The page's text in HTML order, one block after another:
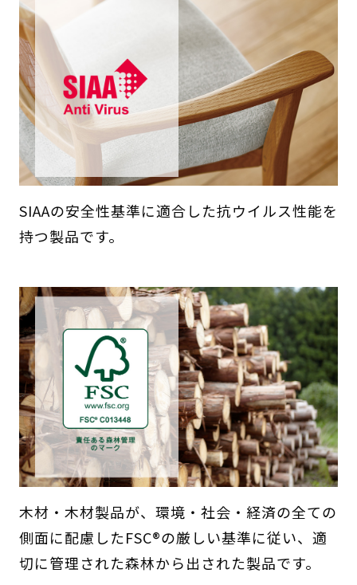
SIAAの安全性基準に適合した抗ウイルス性能を
持つ製品です。
木材・木材製品が、環境・社会・経済の全ての
側面に配慮したFSC®の厳しい基準に従い、適
切に管理された森林から出された製品です。